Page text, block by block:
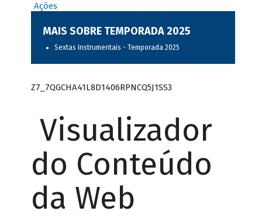
Ações
MAIS SOBRE TEMPORADA 2025
Sextas Instrumentais - Temporada 2025
Z7_7QGCHA41L8D1406RPNCQ5J1SS3
Visualizador
do Conteúdo
da Web